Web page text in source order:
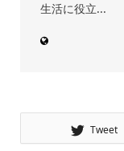
生活に役立...
Tweet